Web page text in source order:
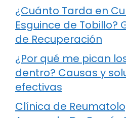
¿Cuánto Tarda en
Esguince de Tobillo?
de Recuperación
¿Por qué me pican
dentro? Causas y
efectivas
Clínica de